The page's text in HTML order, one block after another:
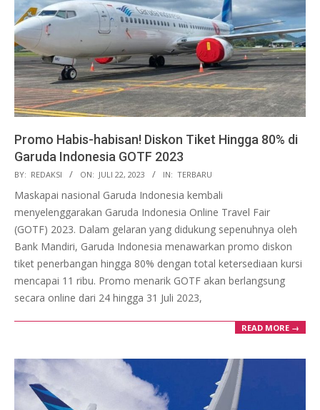
Promo Habis-habisan! Diskon Tiket Hingga 80% di
Garuda Indonesia GOTF 2023
2023-
07-
22
BY: REDAKSI ON: JULI 22, 2023 IN: TERBARU
Maskapai nasional Garuda Indonesia kembali
menyelenggarakan Garuda Indonesia Online Travel Fair
(GOTF) 2023. Dalam gelaran yang didukung sepenuhnya oleh
Bank Mandiri, Garuda Indonesia menawarkan promo diskon
tiket penerbangan hingga 80% dengan total ketersediaan kursi
mencapai 11 ribu. Promo menarik GOTF akan berlangsung
secara online dari 24 hingga 31 Juli 2023,
READ MORE →